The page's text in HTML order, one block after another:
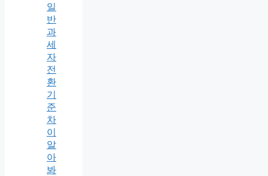
일
반
과
세
자
전
환
기
준
차
이
알
아
봐